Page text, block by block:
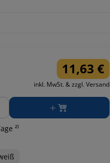
11,63 €
inkl. MwSt. & zzgl. Versand
²⁾